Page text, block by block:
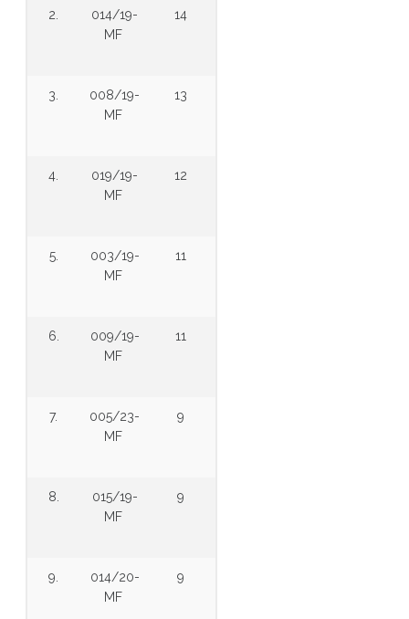
2.
014/19-
MF
14
3.
008/19-
MF
13
4.
019/19-
MF
12
5.
003/19-
MF
11
6.
009/19-
MF
11
7.
005/23-
MF
9
8.
015/19-
MF
9
9.
014/20-
MF
9